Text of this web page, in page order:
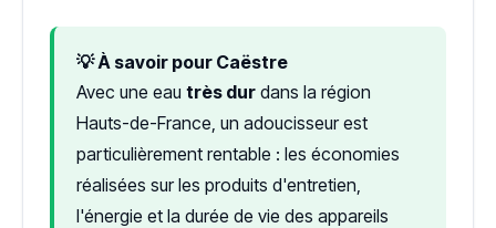
💡 À savoir pour Caëstre
Avec une eau très dur dans la région
Hauts-de-France, un adoucisseur est
particulièrement rentable : les économies
réalisées sur les produits d'entretien,
l'énergie et la durée de vie des appareils